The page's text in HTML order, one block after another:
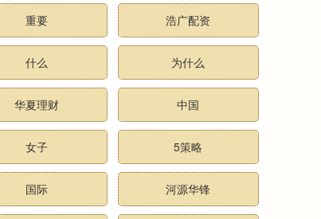
重要 浩广配资
什么 为什么
华夏理财 中国
女子 5策略
国际 河源华锋